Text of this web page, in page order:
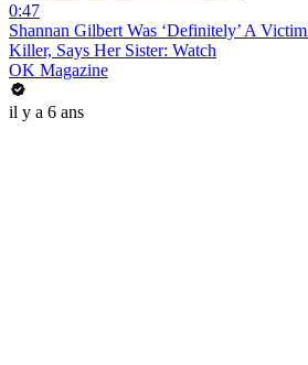
0:47
Shannan Gilbert Was ‘Definitely’ A
Killer, Says Her Sister: Watch
OK Magazine
il y a 6 ans